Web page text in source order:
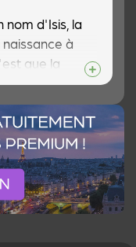
nom d'Isis, la
à
que la
secrets que
d'être
la
un
ouvert. Des
portails,
sa